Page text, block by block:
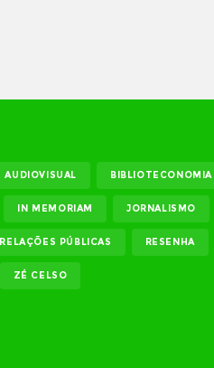
AUDIOVISUAL BIBLIOTECONOMIA
IN MEMORIAM JORNALISMO
RELAÇÕES PÚBLICAS RESENHA
ZÉ CELSO